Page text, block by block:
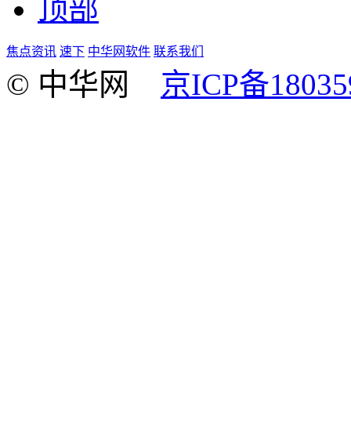
顶部
焦点资讯 速下 中华网软件 联系我们
© 中华网 京ICP备